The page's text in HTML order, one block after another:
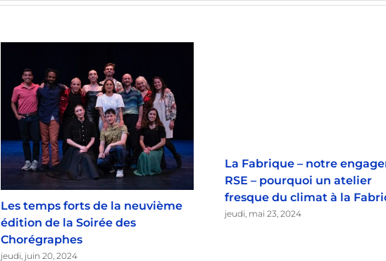
Les temps forts de la neuvième
édition de la Soirée des
Chorégraphes
jeudi, juin 20, 2024
La Fabrique – notre
RSE – pourquoi un atelier
fresque du climat à la
jeudi, mai 23, 2024